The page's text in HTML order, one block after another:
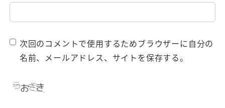
次回のコメントで使用するためブラウザーに自分の
名前、メールアドレス、サイトを保存する。